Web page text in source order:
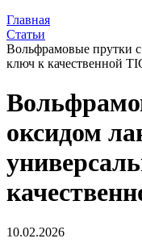
Главная
Статьи
Вольфрамовые прутки
ключ к качественной
оксидом
10.02.2026